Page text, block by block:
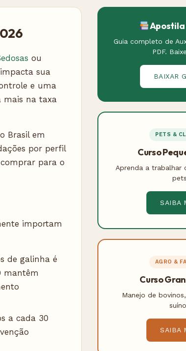
ou
sua
e uma
mais na taxa
Brasil em
por perfil
para o
importam
de galinha é
mantêm
a cada 30
Guia completo de
PDF.
BAIXAR
PETS &
Curso
Aprenda a trabalhar
SAIBA
AGRO &
Curso
Manejo de
SAIBA